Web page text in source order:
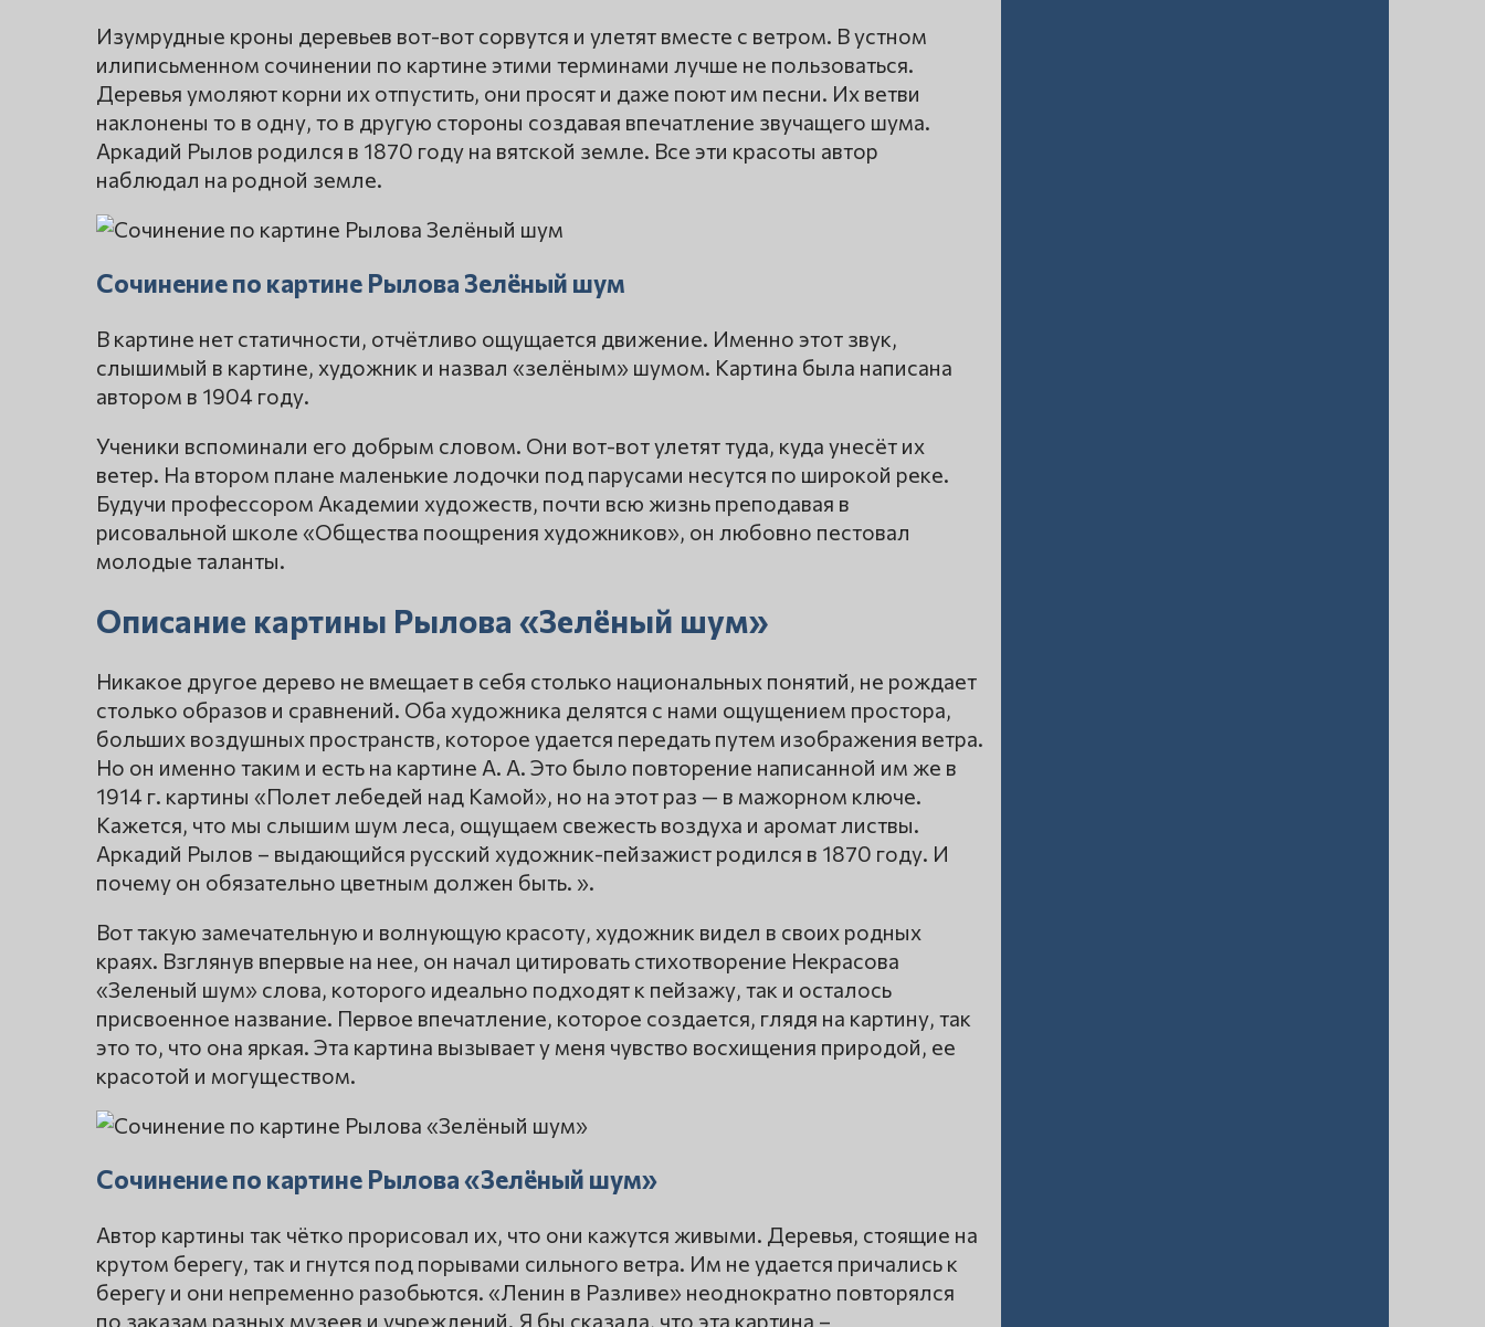
Изумрудные кроны деревьев вот-вот сорвутся и улетят вместе с ветром. В устном
илиписьменном сочинении по картине этими терминами лучше не пользоваться.
Деревья умоляют корни их отпустить, они просят и даже поют им песни. Их ветви
наклонены то в одну, то в другую стороны создавая впечатление звучащего шума.
Аркадий Рылов родился в 1870 году на вятской земле. Все эти красоты автор
наблюдал на родной земле.
Сочинение по картине Рылова Зелёный шум
В картине нет статичности, отчётливо ощущается движение. Именно этот звук,
слышимый в картине, художник и назвал «зелёным» шумом. Картина была написана
автором в 1904 году.
Ученики вспоминали его добрым словом. Они вот-вот улетят туда, куда унесёт их
ветер. На втором плане маленькие лодочки под парусами несутся по широкой реке.
Будучи профессором Академии художеств, почти всю жизнь преподавая в
рисовальной школе «Общества поощрения художников», он любовно пестовал
молодые таланты.
Описание картины Рылова «Зелёный шум»
Никакое другое дерево не вмещает в себя столько национальных понятий, не рождает
столько образов и сравнений. Оба художника делятся с нами ощущением простора,
больших воздушных пространств, которое удается передать путем изображения ветра.
Но он именно таким и есть на картине А. А. Это было повторение написанной им же в
1914 г. картины «Полет лебедей над Камой», но на этот раз — в мажорном ключе.
Кажется, что мы слышим шум леса, ощущаем свежесть воздуха и аромат листвы.
Аркадий Рылов – выдающийся русский художник-пейзажист родился в 1870 году. И
почему он обязательно цветным должен быть. ».
Вот такую замечательную и волнующую красоту, художник видел в своих родных
краях. Взглянув впервые на нее, он начал цитировать стихотворение Некрасова
«Зеленый шум» слова, которого идеально подходят к пейзажу, так и осталось
присвоенное название. Первое впечатление, которое создается, глядя на картину, так
это то, что она яркая. Эта картина вызывает у меня чувство восхищения природой, ее
красотой и могуществом.
Сочинение по картине Рылова «Зелёный шум»
Автор картины так чётко прорисовал их, что они кажутся живыми. Деревья, стоящие на
крутом берегу, так и гнутся под порывами сильного ветра. Им не удается причались к
берегу и они непременно разобьются. «Ленин в Разливе» неоднократно повторялся
по заказам разных музеев и учреждений. Я бы сказала, что эта картина –